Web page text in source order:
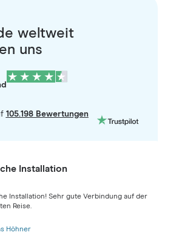
weltweit
uns
105.198 Bewertungen
Installation
Installation! Sehr gute Verbindung auf der
Reise.
Höhner